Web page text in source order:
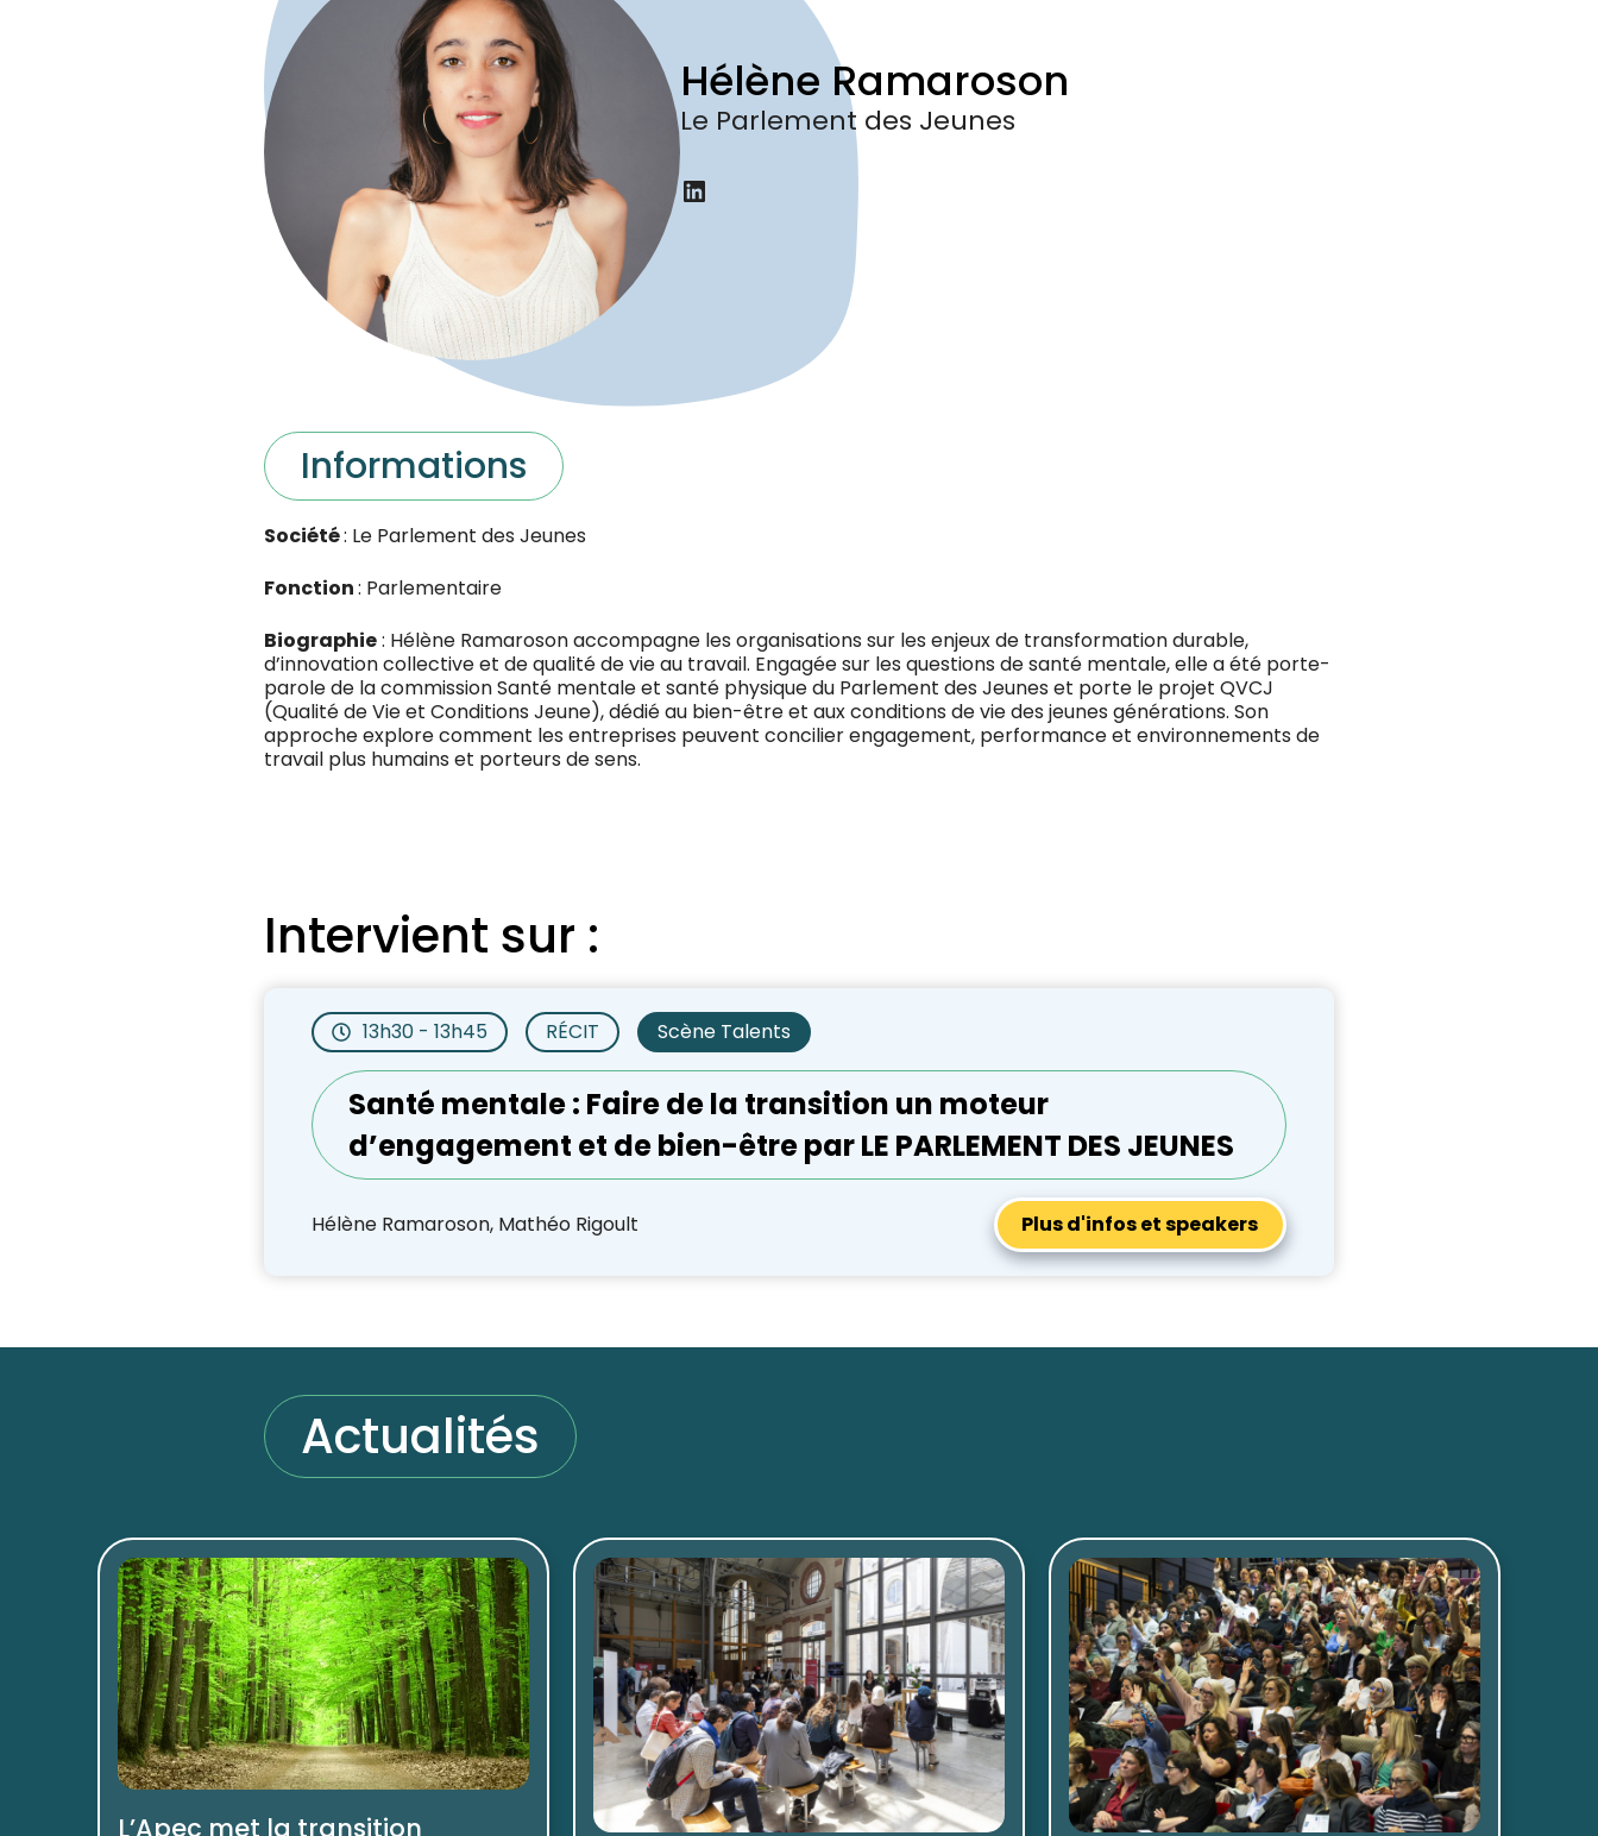
Hélène Ramaroson
Le Parlement des Jeunes
LinkedIn
Informations
Société: Le Parlement des Jeunes
Fonction: Parlementaire
Biographie: Hélène Ramaroson accompagne les organisations sur les enjeux de transformation durable,
d’innovation collective et de qualité de vie au travail. Engagée sur les questions de santé mentale, elle a été porte-
parole de la commission Santé mentale et santé physique du Parlement des Jeunes et porte le projet QVCJ
(Qualité de Vie et Conditions Jeune), dédié au bien-être et aux conditions de vie des jeunes générations. Son
approche explore comment les entreprises peuvent concilier engagement, performance et environnements de
travail plus humains et porteurs de sens.
Intervient sur :
13h30 - 13h45 RÉCIT Scène Talents
Santé mentale : Faire de la transition un moteur
d’engagement et de bien-être par LE PARLEMENT DES JEUNES
Hélène Ramaroson, Mathéo Rigoult Plus d'infos et speakers
Actualités
L’Apec met la transition